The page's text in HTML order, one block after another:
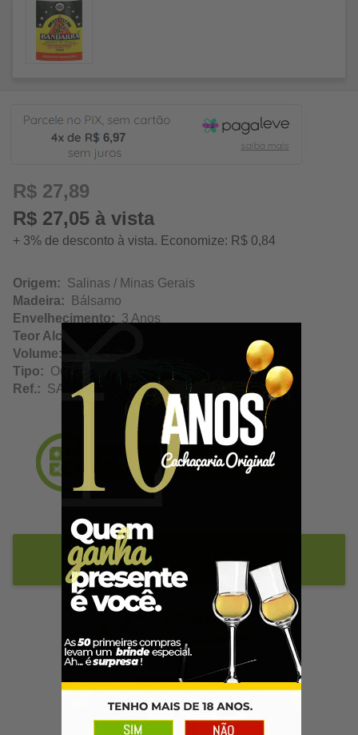
6,97
R$ 27,89
R$ 27,05 à vista
+ 3% de desconto à vista. Economize: R$ 0,84
Origem: Salinas / Minas Gerais
Madeira: Bálsamo
Envelhecimento: 3 Anos
Teor Alcoólico:
Volume:
Tipo: Ouro
Ref.: SA10099
Adicionar ao Carrinho